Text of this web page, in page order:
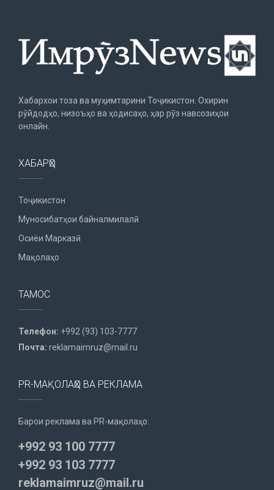
Хабархои тоза ва муҳимтарини Тоҷикистон. Охирин
рӯйдодҳо, низоъҳо ва ҳодисаҳо, ҳар рӯз навсозиҳои
онлайн.
ХАБАРҲО
Тоҷикистон
Муносибатҳои байналмилалӣ
Осиёи Марказӣ
Мақолаҳо
ТАМОС
Телефон: +992 (93) 103-7777
Почта: reklamaimruz@mail.ru
PR-МАҚОЛАҲО ВА РЕКЛАМА
Барои реклама ва PR-мақолаҳо:
+992 93 100 7777
+992 93 103 7777
reklamaimruz@mail.ru